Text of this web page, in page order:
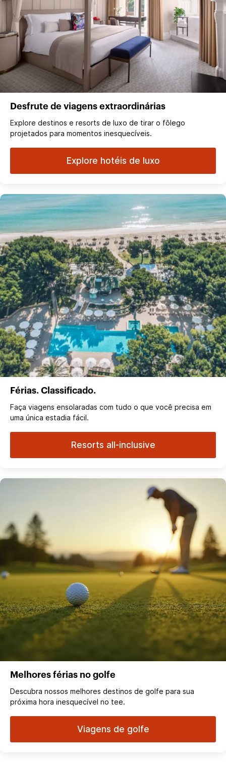
Desfrute de viagens extraordinárias
Explore destinos e resorts de luxo de tirar o fôlego
projetados para momentos inesquecíveis.
Explore hotéis de luxo
Férias. Classificado.
Faça viagens ensolaradas com tudo o que você precisa em
uma única estadia fácil.
Resorts all-inclusive
Melhores férias no golfe
Descubra nossos melhores destinos de golfe para sua
próxima hora inesquecível no tee.
Viagens de golfe